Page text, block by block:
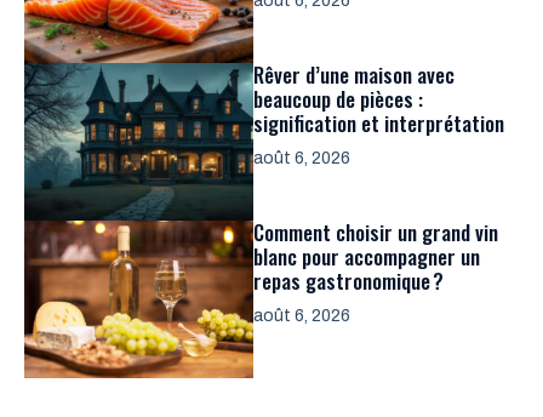
Rêver d’une maison avec
beaucoup de pièces :
signification et interprétation
août 6, 2026
Comment choisir un grand vin
blanc pour accompagner un
repas gastronomique ?
août 6, 2026